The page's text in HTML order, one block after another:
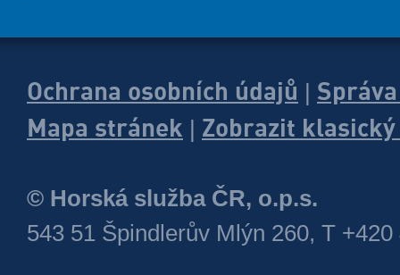
Ochrana osobních údajů
Mapa stránek
Zobrazit
© Horská služba ČR, o.p.s.
543 51 Špindlerův Mlýn 260, T +420